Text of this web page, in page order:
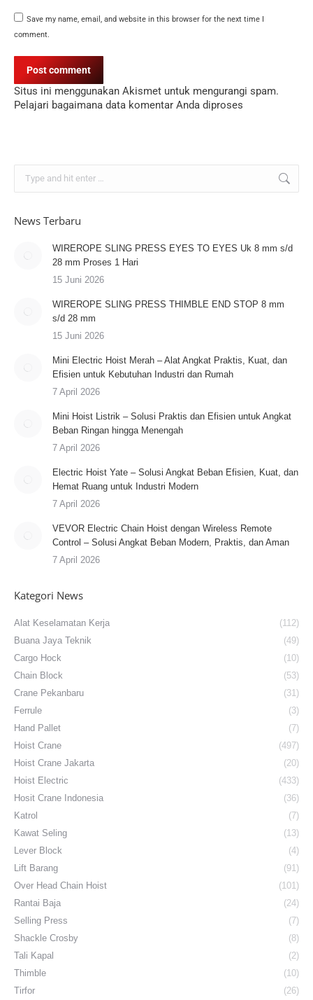
Save my name, email, and website in this browser for the next time I
comment.
Post comment
Situs ini menggunakan Akismet untuk mengurangi spam.
Pelajari bagaimana data komentar Anda diproses
News Terbaru
WIREROPE SLING PRESS EYES TO EYES Uk 8 mm s/d
28 mm Proses 1 Hari
15 Juni 2026
WIREROPE SLING PRESS THIMBLE END STOP 8 mm
s/d 28 mm
15 Juni 2026
Mini Electric Hoist Merah – Alat Angkat Praktis, Kuat, dan
Efisien untuk Kebutuhan Industri dan Rumah
7 April 2026
Mini Hoist Listrik – Solusi Praktis dan Efisien untuk Angkat
Beban Ringan hingga Menengah
7 April 2026
Electric Hoist Yate – Solusi Angkat Beban Efisien, Kuat, dan
Hemat Ruang untuk Industri Modern
7 April 2026
VEVOR Electric Chain Hoist dengan Wireless Remote
Control – Solusi Angkat Beban Modern, Praktis, dan Aman
7 April 2026
Kategori News
Alat Keselamatan Kerja
(112)
Buana Jaya Teknik
(49)
Cargo Hock
(10)
Chain Block
(53)
Crane Pekanbaru
(31)
Ferrule
(3)
Hand Pallet
(7)
Hoist Crane
(497)
Hoist Crane Jakarta
(20)
Hoist Electric
(433)
Hosit Crane Indonesia
(36)
Katrol
(7)
Kawat Seling
(13)
Lever Block
(4)
Lift Barang
(91)
Over Head Chain Hoist
(101)
Rantai Baja
(24)
Selling Press
(7)
Shackle Crosby
(8)
Tali Kapal
(2)
Thimble
(10)
Tirfor
(26)